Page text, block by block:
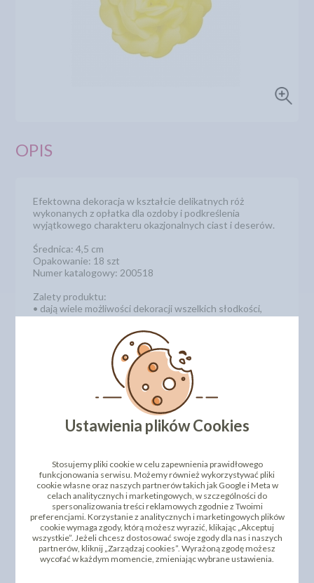
OPIS
Efektowna dekoracja w kształcie delikatnych róż
wykonanych z opłatka dla ozdoby i podkreślenia
wyjątkowego charakteru okazjonalnych ciast i deserów.
Średnica: 4,5 cm
Opakowanie: 18 szt
Numer katalogowy: 200518
Zalety produktu:
• dają wiele możliwości dekoracji wszelkich słodkości,
• wygodny i łatwy sposób użycia, wystarczy wyjąć
gotowe kwiatki z opakowania i ułożyć bukiecik lub
dowolną, kwiatową kompozycję na cieście,
DODAJ SWOJĄ OPINIĘ
PRODUKTY PODOBNE
Ustawienia plików Cookies
Stosujemy pliki cookie w celu zapewnienia prawidłowego
funkcjonowania serwisu. Możemy również wykorzystywać pliki
cookie własne oraz naszych partnerów takich jak Google i Meta w
celach analitycznych i marketingowych, w szczególności do
spersonalizowania treści reklamowych zgodnie z Twoimi
preferencjami. Korzystanie z analitycznych i marketingowych plików
cookie wymaga zgody, którą możesz wyrazić, klikając „Akceptuj
wszystkie”. Jeżeli chcesz dostosować swoje zgody dla nas i naszych
partnerów, kliknij „Zarządzaj cookies”. Wyrażoną zgodę możesz
wycofać w każdym momencie, zmieniając wybrane ustawienia.